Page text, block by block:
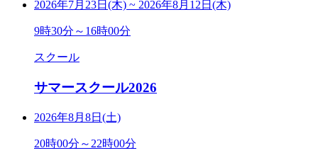
2026年7月23日(木) ~ 2026年8月12日(木)
9時30分～16時00分
スクール
サマースクール2026
2026年8月8日(土)
20時00分～22時00分